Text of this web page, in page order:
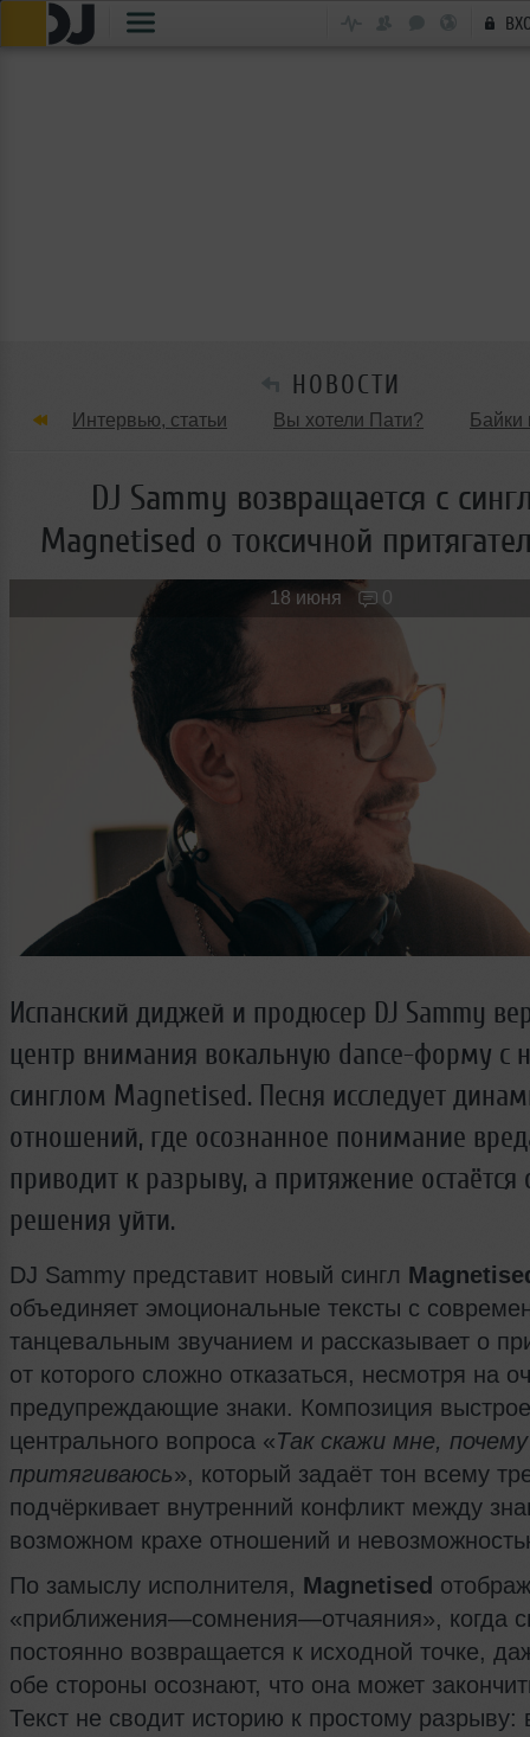
НОВОСТИ
Интервью, статьи Вы хотели Пати? Байки
Танцевальные стили
Новые лица Мужчина & Женщина
DJ Sammy возвращается с
Magnetised о токсичной
18 июня 0
Испанский диджей и продюсер DJ Sammy
центр внимания вокальную dance-форму с
синглом Magnetised. Песня исследует
отношений, где осознанное понимание
приводит к разрыву, а притяжение остаётся
решения уйти.
DJ Sammy представит новый сингл
объединяет эмоциональные тексты с
танцевальным звучанием и рассказывает о
от которого сложно отказаться, несмотря на
предупреждающие знаки. Композиция
центрального вопроса «Так скажи мне,
притягиваюсь», который задаёт тон всему
подчёркивает внутренний конфликт между
возможном крахе отношений и
По замыслу исполнителя, Magnetised
«приближения—сомнения—отчаяния», когда
постоянно возвращается к исходной точке,
обе стороны осознают, что она может
Текст не сводит историю к простому разрыву: